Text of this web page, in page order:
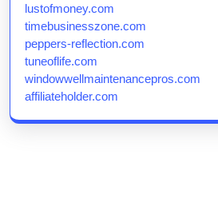
lustofmoney.com
timebusinesszone.com
peppers-reflection.com
tuneoflife.com
windowwellmaintenancepros.com
affiliateholder.com